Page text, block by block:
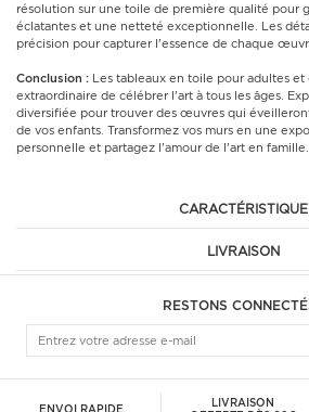
résolution sur une toile de première qualité pour
éclatantes et une netteté exceptionnelle. Les
précision pour capturer l'essence de chaque
Conclusion : Les tableaux en toile pour adultes
extraordinaire de célébrer l'art à tous les âges.
diversifiée pour trouver des œuvres qui
de vos enfants. Transformez vos murs en une
personnelle et partagez l'amour de l'art en famille.
CARACTÉRISTIQUE
LIVRAISON
RESTONS
ENVOI RAPIDE
LIVRAISON